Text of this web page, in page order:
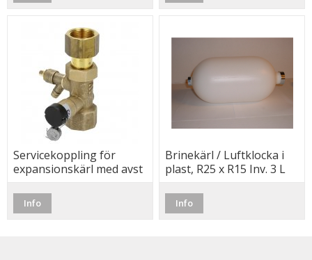
Servicekoppling för
expansionskärl med avst
Info
Brinekärl / Luftklocka i
plast, R25 x R15 Inv. 3 L
Info